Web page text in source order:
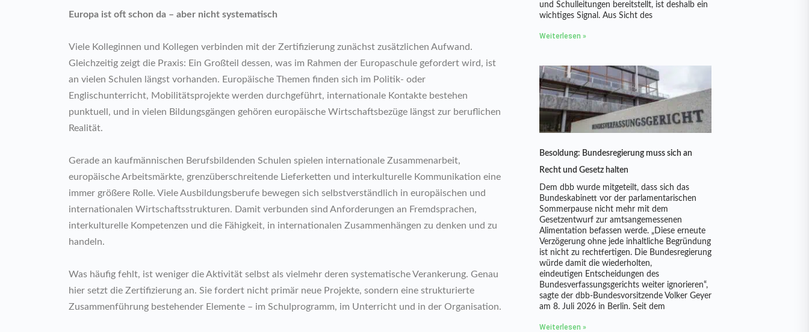
Europa ist oft schon da – aber nicht systematisch
Viele Kolleginnen und Kollegen verbinden mit der Zertifizierung zunächst zusätzlichen Aufwand.
Gleichzeitig zeigt die Praxis: Ein Großteil dessen, was im Rahmen der Europaschule gefordert wird, ist
an vielen Schulen längst vorhanden. Europäische Themen finden sich im Politik- oder
Englischunterricht, Mobilitätsprojekte werden durchgeführt, internationale Kontakte bestehen
punktuell, und in vielen Bildungsgängen gehören europäische Wirtschaftsbezüge längst zur beruflichen
Realität.
Gerade an kaufmännischen Berufsbildenden Schulen spielen internationale Zusammenarbeit,
europäische Arbeitsmärkte, grenzüberschreitende Lieferketten und interkulturelle Kommunikation eine
immer größere Rolle. Viele Ausbildungsberufe bewegen sich selbstverständlich in europäischen und
internationalen Wirtschaftsstrukturen. Damit verbunden sind Anforderungen an Fremdsprachen,
interkulturelle Kompetenzen und die Fähigkeit, in internationalen Zusammenhängen zu denken und zu
handeln.
Was häufig fehlt, ist weniger die Aktivität selbst als vielmehr deren systematische Verankerung. Genau
hier setzt die Zertifizierung an. Sie fordert nicht primär neue Projekte, sondern eine strukturierte
Zusammenführung bestehender Elemente – im Schulprogramm, im Unterricht und in der Organisation.
und Schulleitungen bereitstellt, ist deshalb ein
wichtiges Signal. Aus Sicht des
Weiterlesen »
Besoldung: Bundesregierung muss sich an
Recht und Gesetz halten
Dem dbb wurde mitgeteilt, dass sich das
Bundeskabinett vor der parlamentarischen
Sommerpause nicht mehr mit dem
Gesetzentwurf zur amtsangemessenen
Alimentation befassen werde. „Diese erneute
Verzögerung ohne jede inhaltliche Begründung
ist nicht zu rechtfertigen. Die Bundesregierung
würde damit die wiederholten,
eindeutigen Entscheidungen des
Bundesverfassungsgerichts weiter ignorieren“,
sagte der dbb-Bundesvorsitzende Volker Geyer
am 8. Juli 2026 in Berlin. Seit dem
Weiterlesen »